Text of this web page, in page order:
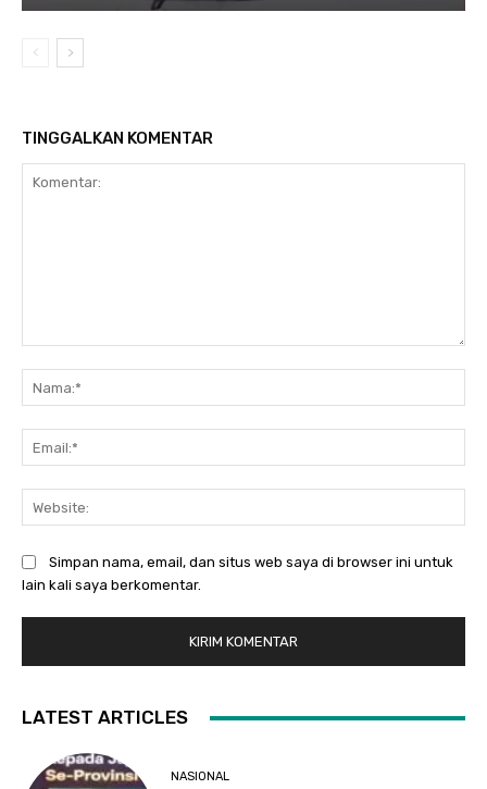
TINGGALKAN KOMENTAR
Simpan nama, email, dan situs web saya di browser ini untuk
lain kali saya berkomentar.
LATEST ARTICLES
NASIONAL